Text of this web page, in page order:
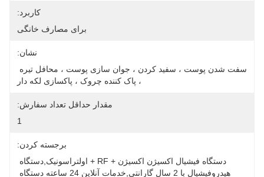
کاربرد:
برای مصارف خانگی
نشان:
، پاک کننده چروک ، پاکسازی لکه دار
مقدار حداقل تعداد سفارش:
1
برجسته کردن: